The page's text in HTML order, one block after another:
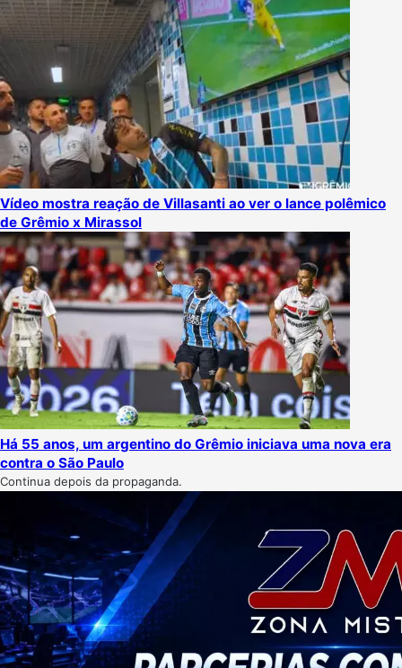
Vídeo mostra reação de Villasanti ao ver o lance polêmico
de Grêmio x Mirassol
Há 55 anos, um argentino do Grêmio iniciava uma nova era
contra o São Paulo
Continua depois da propaganda.